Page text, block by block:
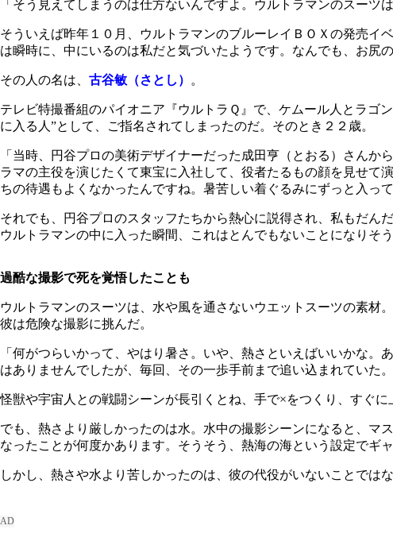
「そう見えてしまうのは仕方ないんですよ。ウルトラマンのスー
そういえば昨年１０月、ウルトラマンのブルーレイＢＯＸの発売
は瞬時に、中にいるのは私だと気づいたようです。なんでも、お尻
その人の名は、 古谷敏（さとし） 。
テレビ特撮番組のパイオニア『ウルトラＱ』で、ケムール人とラゴ
に入る人”として、ご指名されてしまったのだ。そのとき２２歳。
「当時、円谷プロの美術デザイナーだった成田亨（とおる）さん
ラマの主役を演じたくて東宝に入社して、役者たるもの顔を見せ
ちの待遇もよくなかったんですね。暑苦しい着ぐるみにずっと入っ
それでも、円谷プロのスタッフたちから熱心に説得され、私もだ
ウルトラマンの中に入った瞬間、これはとんでもないことになりそ
過酷な撮影で死を覚悟したことも
ウルトラマンのスーツは、水や風を通さないウエットスーツの素
彼は危険な撮影に挑んだ。
「何がつらいかって、やはり暑さ。いや、熱さといえばいいかな
はありませんでしたが、毎回、その一歩手前まで追い込まれていた。
怪獣や宇宙人との戦闘シーンが長引くとね、手で×をつくり、すぐ
でも、熱さより厳しかったのは水。水中の撮影シーンになると、
なったことが何度かあります。そうそう、熱海の海という設定でギ
しかし、熱さや水より苦しかったのは、彼の代役がいないことではな